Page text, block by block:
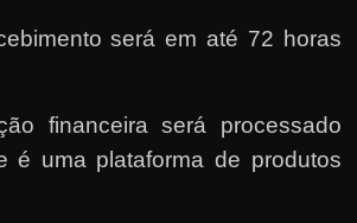
será em até 72 horas
financeira será processado
é uma plataforma de produtos